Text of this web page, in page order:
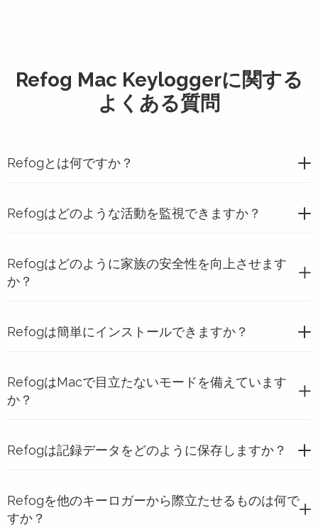
Refog Mac Keyloggerに関する
よくある質問
Refogとは何ですか？
Refogはどのような活動を監視できますか？
Refogはどのように家族の安全性を向上させます
か？
Refogは簡単にインストールできますか？
RefogはMacで目立たないモードを備えています
か？
Refogは記録データをどのように保存しますか？
Refogを他のキーロガーから際立たせるものは何で
すか？